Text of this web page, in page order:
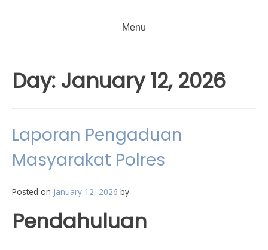
Menu
Day: January 12, 2026
Laporan Pengaduan
Masyarakat Polres
Posted on January 12, 2026 by
Pendahuluan